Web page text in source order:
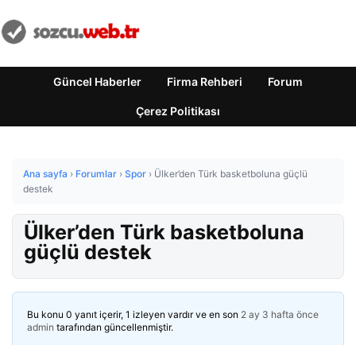
Güncel Haberler Firma Rehberi Forum
Çerez Politikası
Ana sayfa › Forumlar › Spor › Ülker’den Türk basketboluna güçlü
destek
Ülker’den Türk basketboluna
güçlü destek
Bu konu 0 yanıt içerir, 1 izleyen vardır ve en son 2 ay 3 hafta önce
admin tarafından güncellenmiştir.